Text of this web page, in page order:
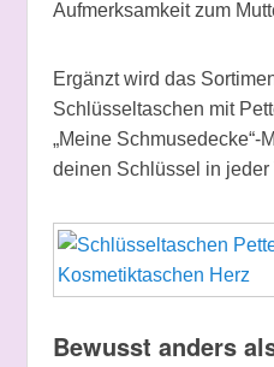
Aufmerksamkeit zum
Ergänzt wird das
Schlüsseltaschen mit
„Meine Schmusedecke“-
deinen Schlüssel in jeder
Bewusst anders